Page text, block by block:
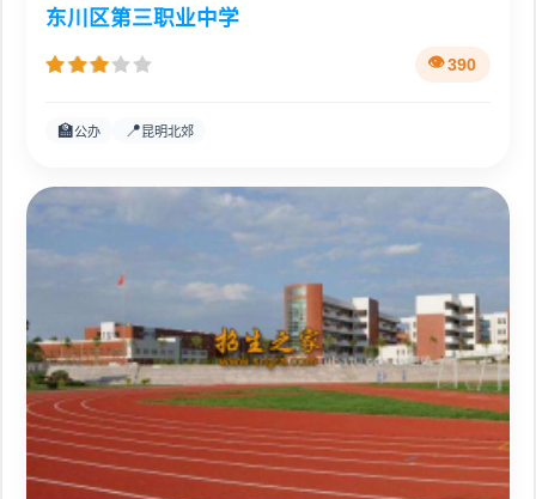
东川区第三职业中学
390
🏫公办 📍昆明北郊